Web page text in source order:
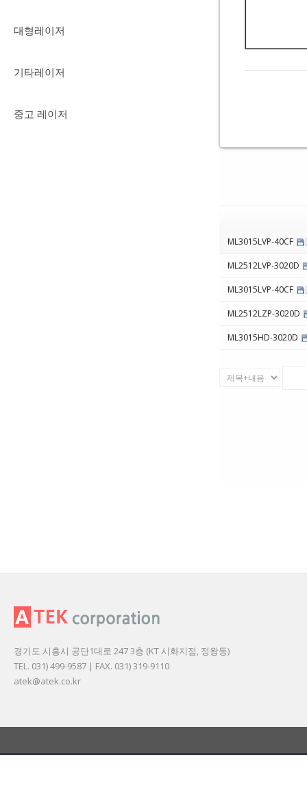
대형레이저
기타레이저
중고 레이저
ML3015LVP-40CF
ML2512LVP-3020D
ML3015LVP-40CF
ML2512LZP-3020D
ML3015HD-3020D
경기도 시흥시 공단1대로 247 3층 (KT 시화지점, 정왕동)
TEL. 031) 499-9587 | FAX. 031) 319-9110
atek@atek.co.kr